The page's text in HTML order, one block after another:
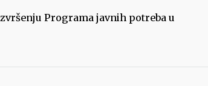
Programa javnih potreba u